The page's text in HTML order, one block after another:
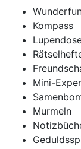
Kompass
Mini-
Murmeln